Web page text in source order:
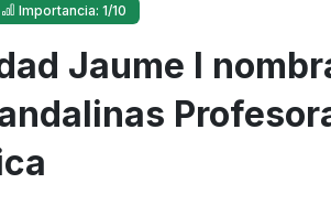
Importancia: 1/10
Jaume I